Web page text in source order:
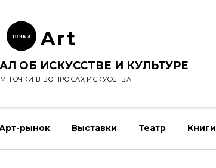
ТОЧК А Art
ОБ ИСКУССТВЕ И КУЛЬТУРЕ
ТОЧКИ В ВОПРОСАХ ИСКУССТВА
рынок Выставки Театр Книги